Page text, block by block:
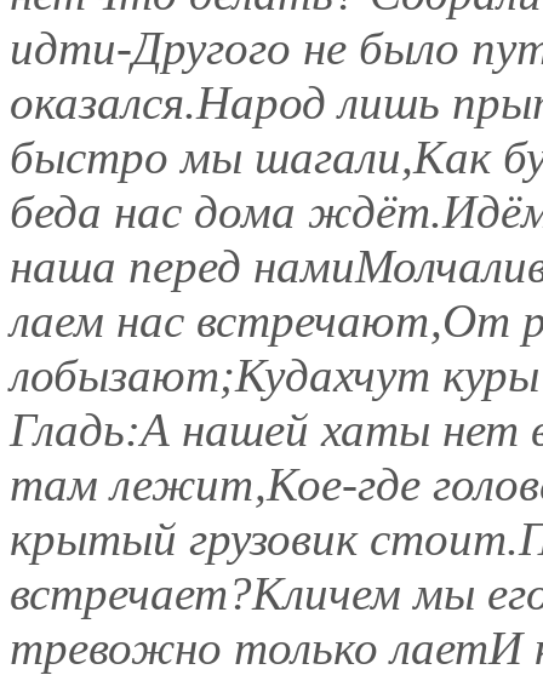
идти-Другого не было
оказался.Народ лишь
быстро мы шагали,Как
беда нас дома
наша перед
лаем нас встречают,От
лобызают;Кудахчут куры
Гладь:А нашей хаты нет
там лежит,Кое-где
крытый грузовик
встречает?Кличем мы
тревожно только лаетИ